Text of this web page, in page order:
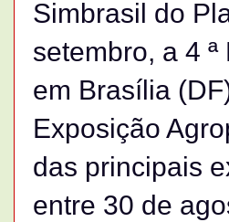
Simbrasil do
setembro, a 4
em Brasília
Exposição
das principais
entre 30 de